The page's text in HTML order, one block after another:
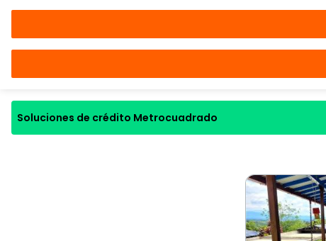
Soluciones de crédito Metrocuadrado